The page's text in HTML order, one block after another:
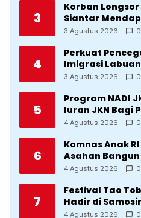
3
Korban
Siantar
3 Agustus 2026 0
4
Perkuat
Imigrasi
Operasional ke
3 Agustus 2026 0
5
Program NADI
Iuran JKN Bagi
4 Agustus 2026 0
6
Komnas Anak
Asahan
Korban
4 Agustus 2026 0
7
Festival Tao
Hadir di
Datang
4 Agustus 2026 0